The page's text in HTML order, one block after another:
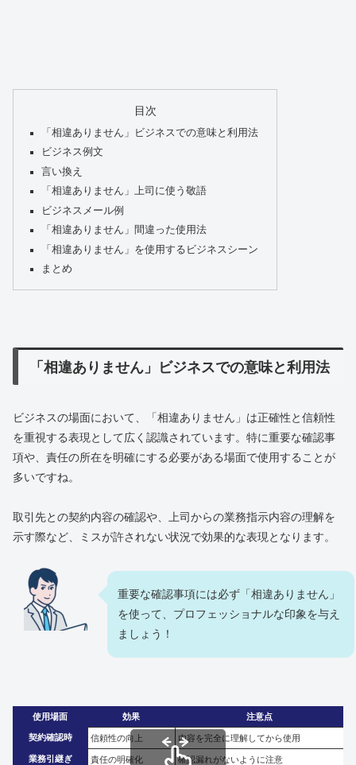
目次
「相違ありません」ビジネスでの意味と利用法
ビジネス例文
言い換え
「相違ありません」上司に使う敬語
ビジネスメール例
「相違ありません」間違った使用法
「相違ありません」を使用するビジネスシーン
まとめ
「相違ありません」ビジネスでの意味と利用法
ビジネスの場面において、「相違ありません」は正確性と信頼性
を重視する表現として広く認識されています。特に重要な確認事
項や、責任の所在を明確にする必要がある場面で使用することが
多いですね。
取引先との契約内容の確認や、上司からの業務指示内容の理解を
示す際など、ミスが許されない状況で効果的な表現となります。
重要な確認事項には必ず「相違ありません」
を使って、プロフェッショナルな印象を与え
ましょう！
使用場面 効果 注意点
契約確認時 信頼性の向上 内容を完全に理解してから使用
業務引継ぎ 責任の明確化 確認漏れがないように注意